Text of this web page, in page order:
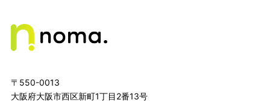
〒550-0013
大阪府大阪市西区新町1丁目2番13号